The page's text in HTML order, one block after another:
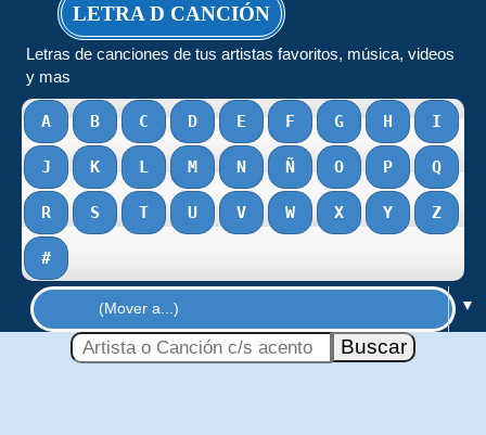
LETRA D CANCIÓN
Letras de canciones de tus artistas favoritos, música, videos
y mas
A B C D E F G H I
J K L M N Ñ O P Q
R S T U V W X Y Z
#
▼